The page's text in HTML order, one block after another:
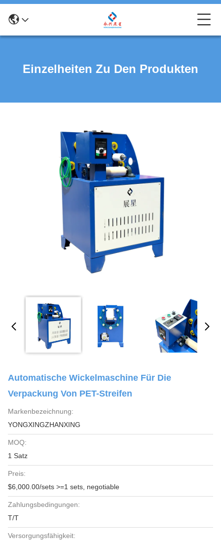
Einzelheiten Zu Den Produkten
Automatische Wickelmaschine Für Die
Verpackung Von PET-Streifen
Markenbezeichnung:
YONGXINGZHANXING
MOQ:
1 Satz
Preis:
$6,000.00/sets >=1 sets, negotiable
Zahlungsbedingungen:
T/T
Versorgungsfähigkeit: